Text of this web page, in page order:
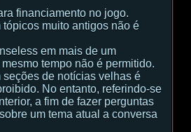
financiamento no jogo.
tópicos muito antigos não é
em mais de um
tempo não é permitido.
seções de notícias velhas é
No entanto, referindo-se
a fim de fazer perguntas
um tema atual a conversa